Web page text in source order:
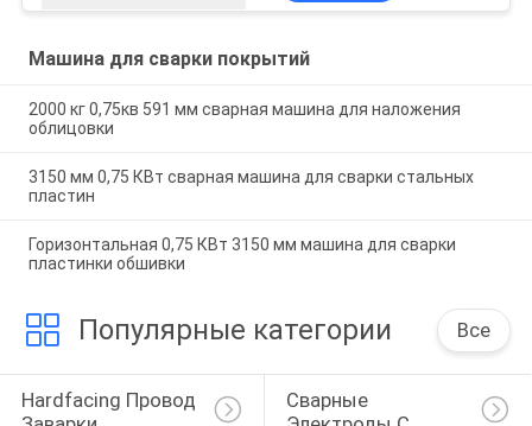
Машина для сварки покрытий
2000 кг 0,75кв 591 мм сварная машина для наложения
облицовки
3150 мм 0,75 КВт сварная машина для сварки стальных
пластин
Горизонтальная 0,75 КВт 3150 мм машина для сварки
пластинки обшивки
Популярные категории Все
Hardfacing Провод
Сварные